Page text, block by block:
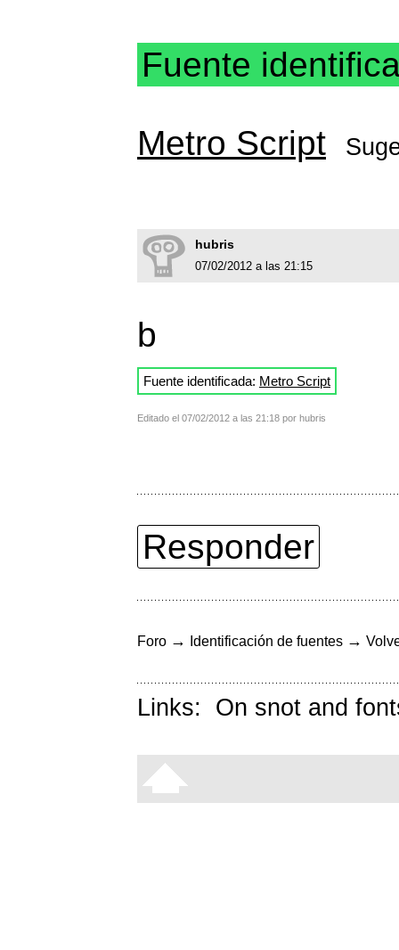
Fuente
Metro Script
hubris
07/02/2012 a las 21:15
b
Fuente identificada: Metro Script
Editado el 07/02/2012 a las 21:18 por hubris
Responder
Foro → Identificación de fuentes →
Links: On snot and